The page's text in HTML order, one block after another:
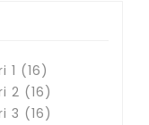
1 (16)
2 (16)
3 (16)